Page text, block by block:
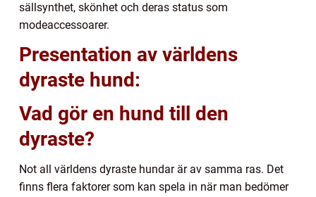
sällsynthet, skönhet och deras status som
modeaccessoarer.
Presentation av världens
dyraste hund:
Vad gör en hund till den
dyraste?
Not all världens dyraste hundar är av samma ras. Det
finns flera faktorer som kan spela in när man bedömer